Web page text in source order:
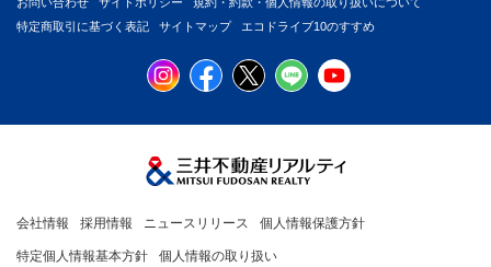
特定商取引に基づく表記
サイトマップ エコドライブ10のすすめ
会社情報 採用情報 ニュースリリース 個人情報保護方針
特定個人情報基本方針 個人情報の取り扱い